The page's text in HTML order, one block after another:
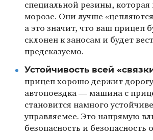
специальной резины, которая
морозе. Они лучше
а это значит, что ваш прицеп
склонен к заносам и будет
предсказуемо.
Устойчивость всей
прицеп хорошо держит
автопоездка — машина с
становится намного
управляемее. Это напрямую
безопасность и